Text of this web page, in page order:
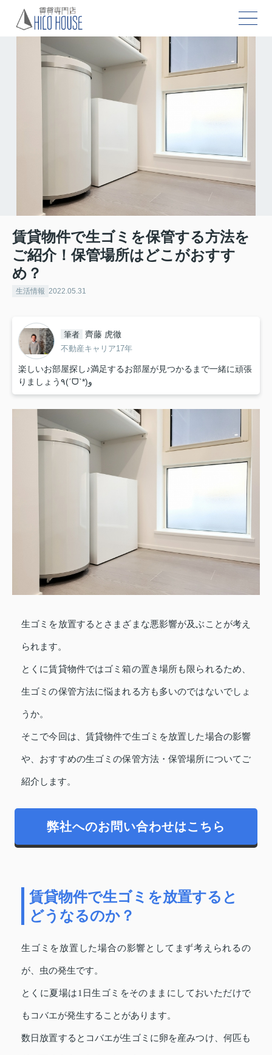
賃貸物件で生ゴミを保管する方法を
ご紹介！保管場所はどこがおすす
め？
生活情報 2022.05.31
筆者 齊藤 虎徹
不動産キャリア17年
楽しいお部屋探し♪満足するお部屋が見つかるまで一緒に頑張
りましょう٩(ˊᗜˋ*)و
生ゴミを放置するとさまざまな悪影響が及ぶことが考え
られます。
とくに賃貸物件ではゴミ箱の置き場所も限られるため、
生ゴミの保管方法に悩まれる方も多いのではないでしょ
うか。
そこで今回は、賃貸物件で生ゴミを放置した場合の影響
や、おすすめの生ゴミの保管方法・保管場所についてご
紹介します。
弊社へのお問い合わせはこちら
賃貸物件で生ゴミを放置すると
どうなるのか？
生ゴミを放置した場合の影響としてまず考えられるの
が、虫の発生です。
とくに夏場は1日生ゴミをそのままにしておいただけで
もコバエが発生することがあります。
数日放置するとコバエが生ゴミに卵を産みつけ、何匹も